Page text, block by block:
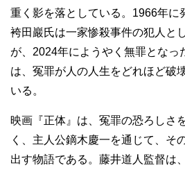
重く影を落としている。1966年に
袴田巖氏は一家惨殺事件の犯人と
が、2024年にようやく無罪となっ
は、冤罪が人の人生をどれほど破
いる。
映画『正体』は、冤罪の恐ろしさ
く、主人公鏑木慶一を通じて、そ
出す物語である。藤井道人監督は